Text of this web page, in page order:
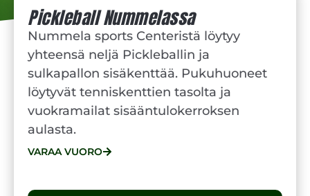
Pickleball Nummelassa
Nummela sports Centeristä löytyy
yhteensä neljä Pickleballin ja
sulkapallon sisäkenttää. Pukuhuoneet
löytyvät tenniskenttien tasolta ja
vuokramailat sisääntulokerroksen
aulasta.
VARAA VUORO